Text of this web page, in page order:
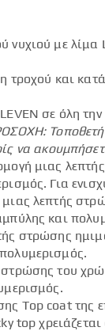
νυχιού με λίμα
τροχού και
σε όλη την
να
μιας
Για
λεπτής
και
στρώσης
του
Top coat της
top